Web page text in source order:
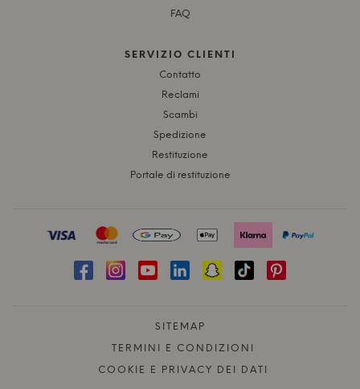
FAQ
SERVIZIO CLIENTI
Contatto
Reclami
Scambi
Spedizione
Restituzione
Portale di restituzione
SITEMAP
TERMINI E CONDIZIONI
COOKIE E PRIVACY DEI DATI